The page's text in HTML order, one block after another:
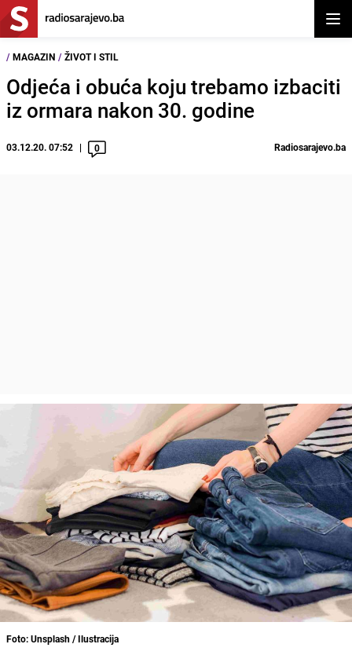
/ MAGAZIN / ŽIVOT I STIL
Odjeća i obuća koju trebamo izbaciti
iz ormara nakon 30. godine
03.12.20. 07:52 0 Radiosarajevo.ba
Foto: Unsplash / Ilustracija